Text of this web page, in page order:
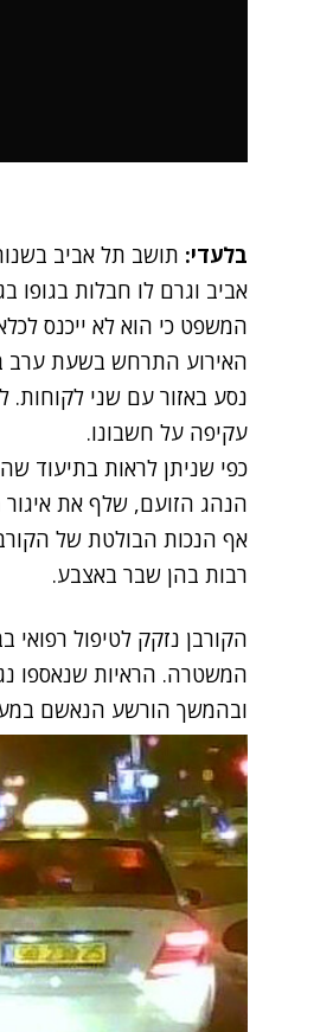
בלעדי:
אביב וגרם לו חבלות בגופו
המשפט כי הוא לא ייכנס
האירוע התרחש בשעת ערב
נסע באזור עם שני
עקיפה על חשבונו.
הנהג הזועם, שלף את איגור
אף הנכות הבולטת של
רבות בהן שבר באצבע.
הקורבן נזקק לטיפול
המשטרה. הראיות שנאספו
ובהמשך הורשע הנאשם